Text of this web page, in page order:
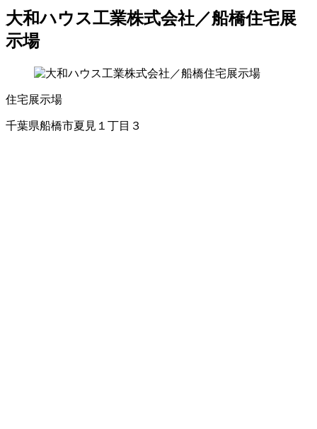
大和ハウス工業株式会社／船橋住宅展
示場
住宅展示場
千葉県船橋市夏見１丁目３